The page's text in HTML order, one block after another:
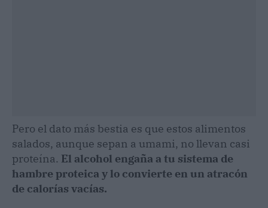
Pero el dato más bestia es que estos alimentos
salados, aunque sepan a umami, no llevan casi
proteína. El alcohol engaña a tu sistema de
hambre proteica y lo convierte en un atracón
de calorías vacías.